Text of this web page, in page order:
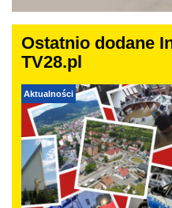
Ostatnio dodane
TV28.pl
Aktualności